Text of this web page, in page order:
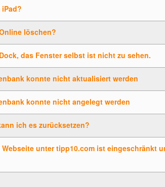
löschen?
das Fenster selbst ist nicht zu sehen.
konnte nicht aktualisiert werden
konnte nicht angelegt werden
ich es zurücksetzen?
unter tipp10.com ist eingeschränkt